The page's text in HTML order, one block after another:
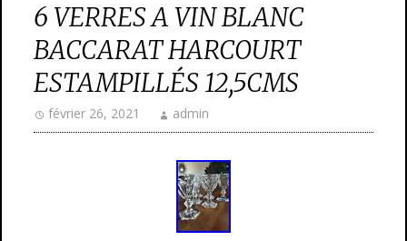
6 VERRES A VIN BLANC
BACCARAT HARCOURT
ESTAMPILLÉS 12,5CMS
février 26, 2021 admin